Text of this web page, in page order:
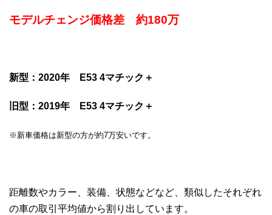
モデルチェンジ価格差 約180万
新型：2020年 E53 4マチック＋
旧型：2019年 E53 4マチック＋
※新車価格は新型の方が約7万安いです。
距離数やカラー、装備、状態などなど、類似したそれぞれ
の車の取引平均値から割り出しています。